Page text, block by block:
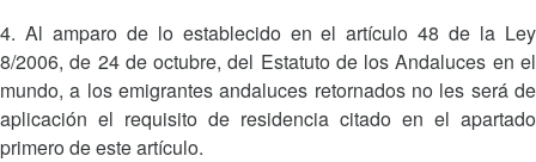
4. Al amparo de lo establecido en el artículo 48 de la Ley
8/2006, de 24 de octubre, del Estatuto de los Andaluces en el
mundo, a los emigrantes andaluces retornados no les será de
aplicación el requisito de residencia citado en el apartado
primero de este artículo.